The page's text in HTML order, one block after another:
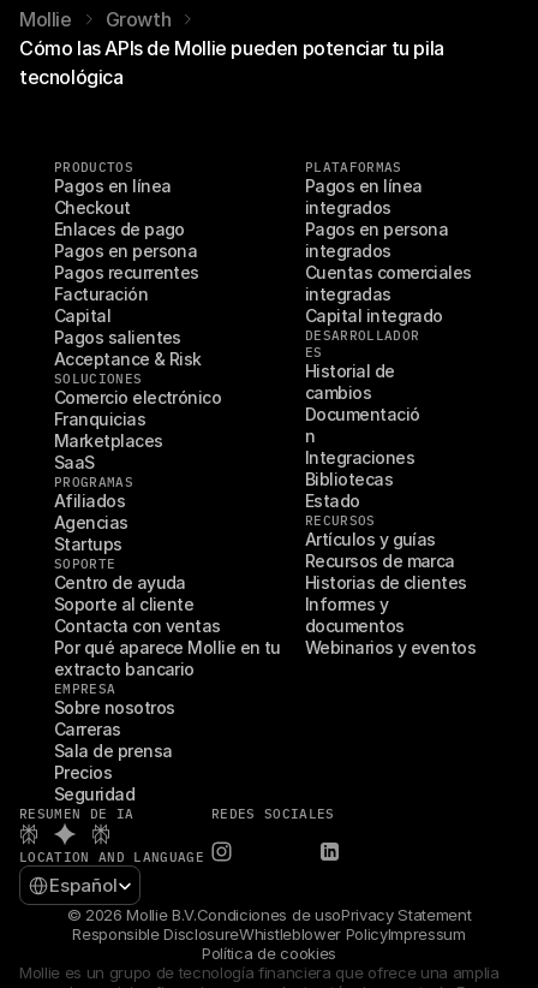
Mollie
Growth
Cómo las APIs de Mollie pueden potenciar tu pila
tecnológica
PRODUCTOS
Pagos en línea
Checkout
Enlaces de pago
Pagos en persona
Pagos recurrentes
Facturación
Capital
Pagos salientes
Acceptance & Risk
SOLUCIONES
Comercio electrónico
Franquicias
Marketplaces
SaaS
PROGRAMAS
Afiliados
Agencias
Startups
SOPORTE
Centro de ayuda
Soporte al cliente
Contacta con ventas
Por qué aparece Mollie en tu
extracto bancario
EMPRESA
Sobre nosotros
Carreras
Sala de prensa
Precios
Seguridad
PLATAFORMAS
Pagos en línea
integrados
Pagos en persona
integrados
Cuentas comerciales
integradas
Capital integrado
DESARROLLADOR
ES
Historial de
cambios
Documentació
n
Integraciones
Bibliotecas
Estado
RECURSOS
Artículos y guías
Recursos de marca
Historias de clientes
Informes y
documentos
Webinarios y eventos
RESUMEN DE IA REDES SOCIALES
LOCATION AND LANGUAGE
Select Language
Español
© 2026 Mollie B.V.Condiciones de usoPrivacy Statement
Responsible DisclosureWhistleblower PolicyImpressum
Política de cookies
Mollie es un grupo de tecnología financiera que ofrece una amplia